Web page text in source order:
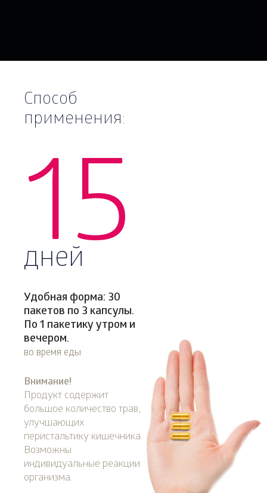
Способ
применения:
15
дней
Удобная форма: 30
пакетов по 3 капсулы.
По 1 пакетику утром и
вечером.
во время еды
Внимание!
Продукт содержит
большое количество трав,
улучшающих
перистальтику кишечника.
Возможны
индивидуальные реакции
организма.